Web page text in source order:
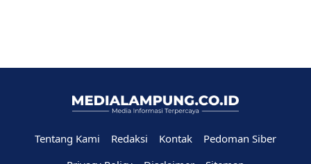
Tentang Kami Redaksi Kontak
Pedoman Siber